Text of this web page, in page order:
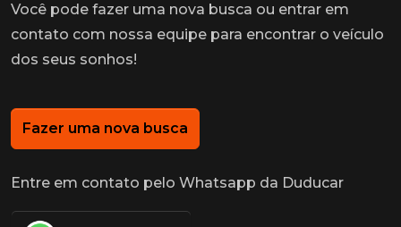
Você pode fazer uma nova busca ou entrar em
contato com nossa equipe para encontrar o veículo
dos seus sonhos!
Fazer uma nova busca
Entre em contato pelo Whatsapp da Duducar